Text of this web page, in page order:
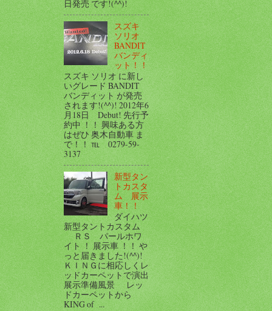
日発売 です!(^^)!
スズキ
ソリオ
BANDIT
バンディ
ット！！
スズキ ソリオ に新し
いグレード BANDIT
バンディット が発売
されます!(^^)! 2012年6
月18日 Debut! 先行予
約中 ！！ 興味ある方
はぜひ 奥木自動車 ま
で！！ ℡ 0279-59-
3137
新型タン
トカスタ
ム 展示
車！！
ダイハツ
新型タントカスタム
ＲＳ パールホワ
イト ！ 展示車 ！！ や
っと届きました!(^^)!
ＫＩＮＧに相応しくレ
ッドカーペットで演出
展示準備風景 レッ
ドカーペットから
KING of ...